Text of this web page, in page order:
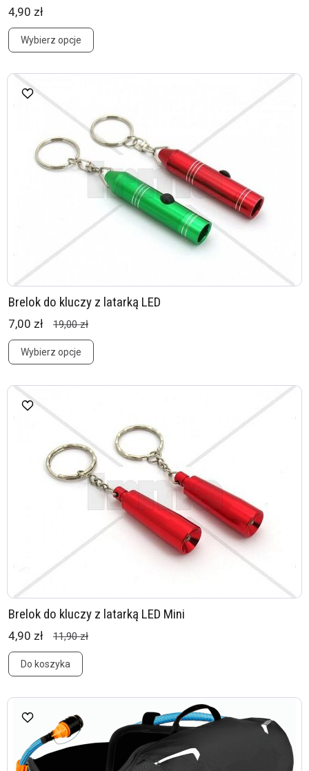
4,90 zł
Wybierz opcje
Brelok do kluczy z latarką LED
7,00 zł 19,00 zł
Wybierz opcje
Brelok do kluczy z latarką LED Mini
4,90 zł 11,90 zł
Do koszyka